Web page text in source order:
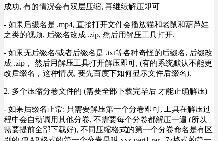
成功, 有的情况会有双层压缩, 再继续解压即可
- 如果后缀名是 .mp4, 直接打开文件会播放猫和老鼠和葫芦娃
之类的视频, 后缀名改成 .zip, 然后用解压工具打开.
- 如果无后缀名/或者后缀名是 .txt等各种奇怪的后缀名, 后缀改
成 .zip， 然后用解压工具打开解压即可, (有的系统默认不能更
改后缀名，这种情况, 要先百度下如何显示文件后缀名).
2. 多个压缩分卷文件的 (需要全部下载完毕后 才能正确解压)
- 如果后缀名正常: 只需要解压第一个分卷即可, 工具在解压过
程中会自动调用其他分卷, 不需要每个分卷都解压一遍 (所以
需要提前全部下载好), 不同压缩格式的第一个分卷命名是有区